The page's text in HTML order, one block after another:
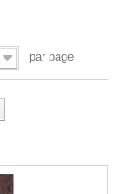
par page